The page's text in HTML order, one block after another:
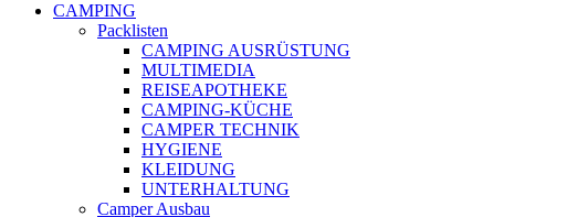
CAMPING
Packlisten
CAMPING AUSRÜSTUNG
MULTIMEDIA
REISEAPOTHEKE
CAMPING-KÜCHE
CAMPER TECHNIK
HYGIENE
KLEIDUNG
UNTERHALTUNG
Camper Ausbau